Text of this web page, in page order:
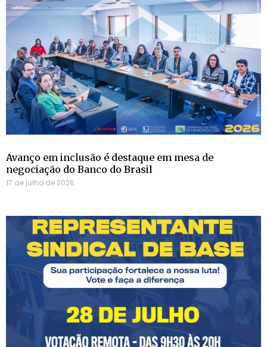
Avanço em inclusão é destaque em mesa de
negociação do Banco do Brasil
17 de julho de 2026